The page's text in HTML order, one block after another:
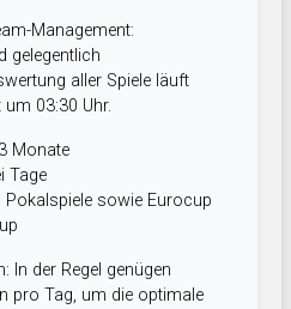
Management:
gelegentlich
aller Spiele läuft
03:30 Uhr.
Monate
Tage
Pokalspiele sowie Eurocup
In der Regel genügen
pro Tag, um die optimale